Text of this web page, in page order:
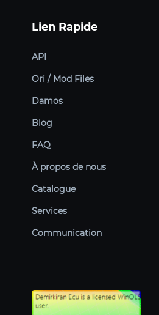
Lien Rapide
API
Ori / Mod Files
Damos
Blog
FAQ
À propos de nous
Catalogue
Services
Communication